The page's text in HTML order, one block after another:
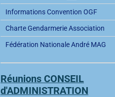
Informations Convention OGF
Charte Gendarmerie Association
Fédération Nationale André MAG
Réunions CONSEIL
d'ADMINISTRATION